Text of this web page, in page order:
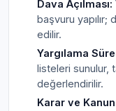
Dava Açılması:
başvuru
edilir.
Yargılama
listeleri sunulur,
değerlendirilir.
Karar ve Kanun